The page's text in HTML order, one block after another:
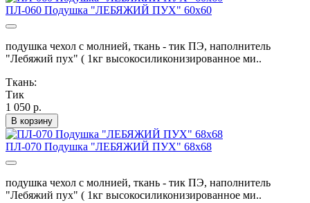
ПЛ-060 Подушка "ЛЕБЯЖИЙ ПУХ" 60х60
подушка чехол с молнией, ткань - тик ПЭ, наполнитель
"Лебяжий пух" ( 1кг высокосиликонизированное ми..
Ткань:
Тик
1 050 р.
В корзину
ПЛ-070 Подушка "ЛЕБЯЖИЙ ПУХ" 68х68
подушка чехол с молнией, ткань - тик ПЭ, наполнитель
"Лебяжий пух" ( 1кг высокосиликонизированное ми..